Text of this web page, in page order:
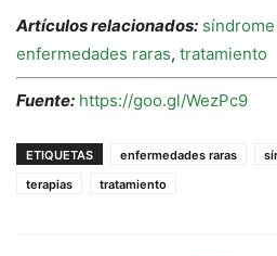
Artículos relacionados:
enfermedades raras, tratamiento
Fuente: https://goo.gl/WezPc9
ETIQUETAS enfermedades raras
terapias
tratamiento